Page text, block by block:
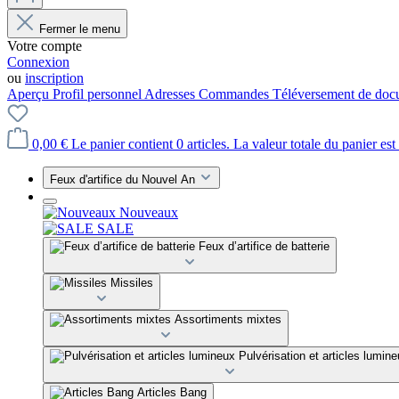
Fermer le menu
Votre compte
Connexion
ou inscription
Aperçu Profil personnel Adresses Commandes Téléversement de
0,00 € Le panier contient 0 articles. La valeur totale du panier est
Feux d'artifice du Nouvel An
Nouveaux
SALE
Feux d’artifice de batterie
Missiles
Assortiments mixtes
Pulvérisation et articles
Articles Bang